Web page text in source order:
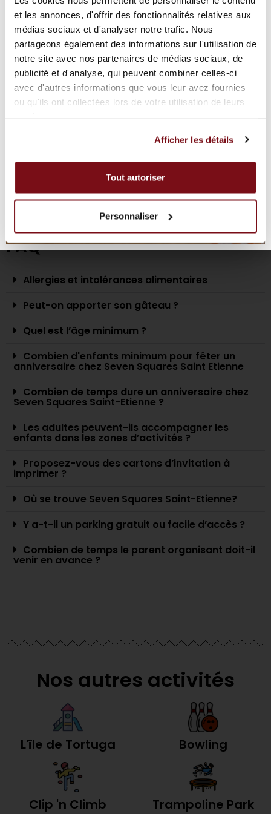
et les annonces, d'offrir des fonctionnalités relatives aux
médias sociaux et d'analyser notre trafic. Nous
partageons également des informations sur l'utilisation de
notre site avec nos partenaires de médias sociaux, de
publicité et d'analyse, qui peuvent combiner celles-ci
avec d'autres informations que vous leur avez fournies
ou qu'ils ont collectées lors de votre utilisation de leurs
Afficher les détails
Tout autoriser
Personnaliser
Personnel très agréable
Kaw Kaw
Nous avons eu le plaisir de fêter l’anniversaire de
ma fille sur l’île de Tortuga.
Deux merveilleuses personnes qui ont su mettre
des paillettes dans les yeux des enfants.
très vite !
FAQ
Allergies et intolérances alimentaires
Peut-on apporter son gâteau ?
Quel est l’âge minimum ?
Combien d'enfants minimum pour fêter un
anniversaire chez Seven Squares Saint Etienne
Combien de temps dure un anniversaire chez
Seven Squares Saint-Etienne ?
Les adultes peuvent-ils accompagner les
enfants dans les zones d’activités ?
Proposez-vous des cartons d’invitation à
imprimer ?
Où se trouve Seven Squares Saint-Etienne?
Y a-t-il un parking gratuit ou facile d’accès ?
Combien de temps le parent organisant doit-il
venir en avance ?
Nos autres activités
L'île de Tortuga Bowling
Clip 'n Climb Trampoline Park